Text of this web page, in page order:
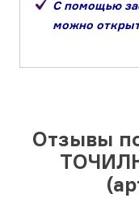
С помощью
можно
Отзывы